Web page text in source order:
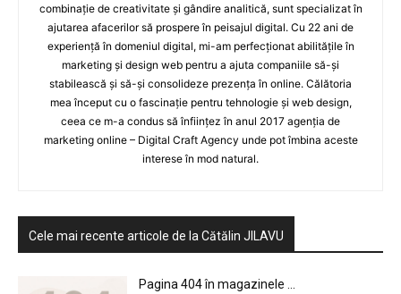
combinație de creativitate și gândire analitică, sunt specializat în
ajutarea afacerilor să prospere în peisajul digital. Cu 22 ani de
experiență în domeniul digital, mi-am perfecționat abilitățile în
marketing și design web pentru a ajuta companiile să-și
stabilească și să-și consolideze prezența în online. Călătoria
mea început cu o fascinație pentru tehnologie și web design,
ceea ce m-a condus să înființez în anul 2017 agenția de
marketing online – Digital Craft Agency unde pot îmbina aceste
interese în mod natural.
Cele mai recente articole de la Cătălin JILAVU
Pagina 404 în magazinele ...